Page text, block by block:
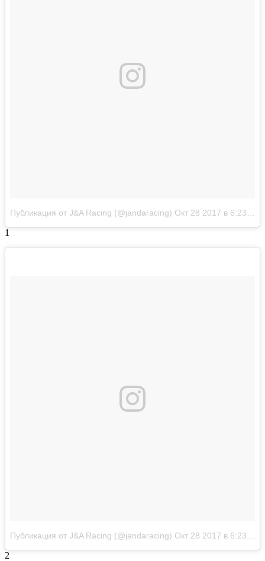
Публикация от J&A Racing (@jandaracing) Окт 28 2017 в 6:23 PDT
1
Публикация от J&A Racing (@jandaracing) Окт 28 2017 в 6:23 PDT
2